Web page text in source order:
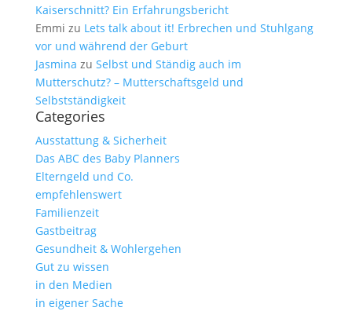
Kaiserschnitt? Ein Erfahrungsbericht
Emmi zu Lets talk about it! Erbrechen und Stuhlgang
vor und während der Geburt
Jasmina zu Selbst und Ständig auch im
Mutterschutz? – Mutterschaftsgeld und
Selbstständigkeit
Categories
Ausstattung & Sicherheit
Das ABC des Baby Planners
Elterngeld und Co.
empfehlenswert
Familienzeit
Gastbeitrag
Gesundheit & Wohlergehen
Gut zu wissen
in den Medien
in eigener Sache